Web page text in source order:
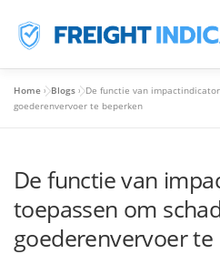
Contenu
HOME DES PRODUITS
FAQS BLOGS
Home »Blogs »De functie van
goederenvervoer te beperken
De functie van
toepassen om
goederenvervoer